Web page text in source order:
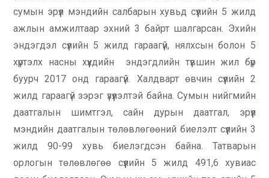
сумын эрүүл мэндийн салбарын хувьд сүүлийн 5 жилд
ажлын амжилтаар эхний 3 байрт шалгарсан. Эхийн
эндэгдэл сүүлийн 5 жилд гараагүй, нялхсын болон 5
хүртэлх насны хүүхдийн эндэгдлийн түвшин жил бүр
буурч 2017 онд гараагүй. Халдварт өвчин сүүлийн 2
жилд гараагүй зэрэг үзүүлэлтэй байна. Сумын нийгмийн
даатгалын шимтгэл, сайн дурын даатгал, эрүүл
мэндийн даатгалын төлөвлөгөөний биелэлт сүүлийн 3
жилд 90-99 хувь биелэгдсэн байна. Татварын
орлогын төлөвлөгөө сүүлийн 5 жилд 491,6 хувиас